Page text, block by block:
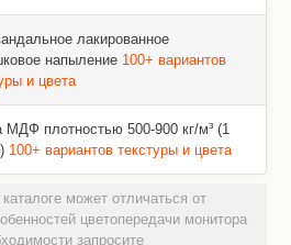
лакированное
напыление 100+ вариантов
и цвета
МДФ плотностью 500-900 кг/м³ (1
100+ вариантов текстуры и цвета
может отличаться от
цветопередачи монитора
запросите